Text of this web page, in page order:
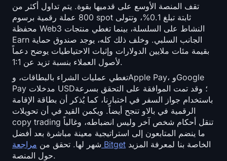
تقف المنصة الأوسع على قدميها بقوة. يتم تداول أكثر من
800 عملة رقمية برسوم spot ثابتة تبلغ 0.1%، وتتولى
محفظة Web3 النشاط على السلسلة، بينما تغطي منتجات
Earn الجانب السلبي. وخلف ذلك كله، يوجد صندوق حماية
بقيمة مئات ملايين الدولارات وإثبات الاحتياطيات يوضح دعماً
لأصول العملاء بنسبة تزيد عن 1:1.
تغطي عمليات الشراء بالبطاقات، وApple Pay، وGoogle
Pay مدخلات USD؛ وقد تمت الموافقة على التحقق بسرعة
باستخدام جواز السفر في اختبارنا، كما يُذكر أن بطاقة الإقامة
الرقمية في بالاو تنجح أيضاً. ويكمن القيد في أن تحويلات
copy trading تنقل أحكام شخص آخر وليس انضباطه، وغالباً
ما ينضم المتابعون إلى استراتيجية معينة مباشرة بعد أفضل
شهر لها. تحقق من مراجعة Bitget
حول المنصة.